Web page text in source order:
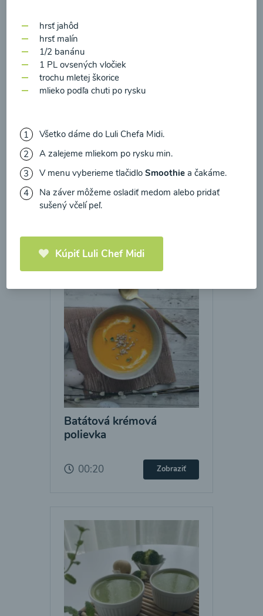
Zeleninová polievka s
medvedím cesnakom
Polievky mixované
Batátová krémová
polievka
00:20 Zobraziť
hrsť jahôd
hrsť malín
1/2 banánu
1 PL ovsených vločiek
trochu mletej škorice
mlieko podľa chuti po rysku
Všetko dáme do Luli Chefa Midi.
A zalejeme mliekom po rysku min.
V menu vyberieme tlačidloSmoothie a čakáme.
Na záver môžeme osladiť medom alebo pridať
sušený včelí peľ.
Kúpiť Luli Chef Midi
prečítal(a) informácie o Ochrane osobných
údajova súhlasím s nimi.